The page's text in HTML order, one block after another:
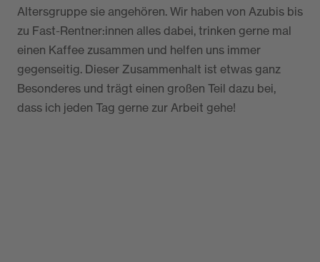
Altersgruppe sie angehören. Wir haben von Azubis bis
zu Fast-Rentner:innen alles dabei, trinken gerne mal
einen Kaffee zusammen und helfen uns immer
gegenseitig. Dieser Zusammenhalt ist etwas ganz
Besonderes und trägt einen großen Teil dazu bei,
dass ich jeden Tag gerne zur Arbeit gehe!